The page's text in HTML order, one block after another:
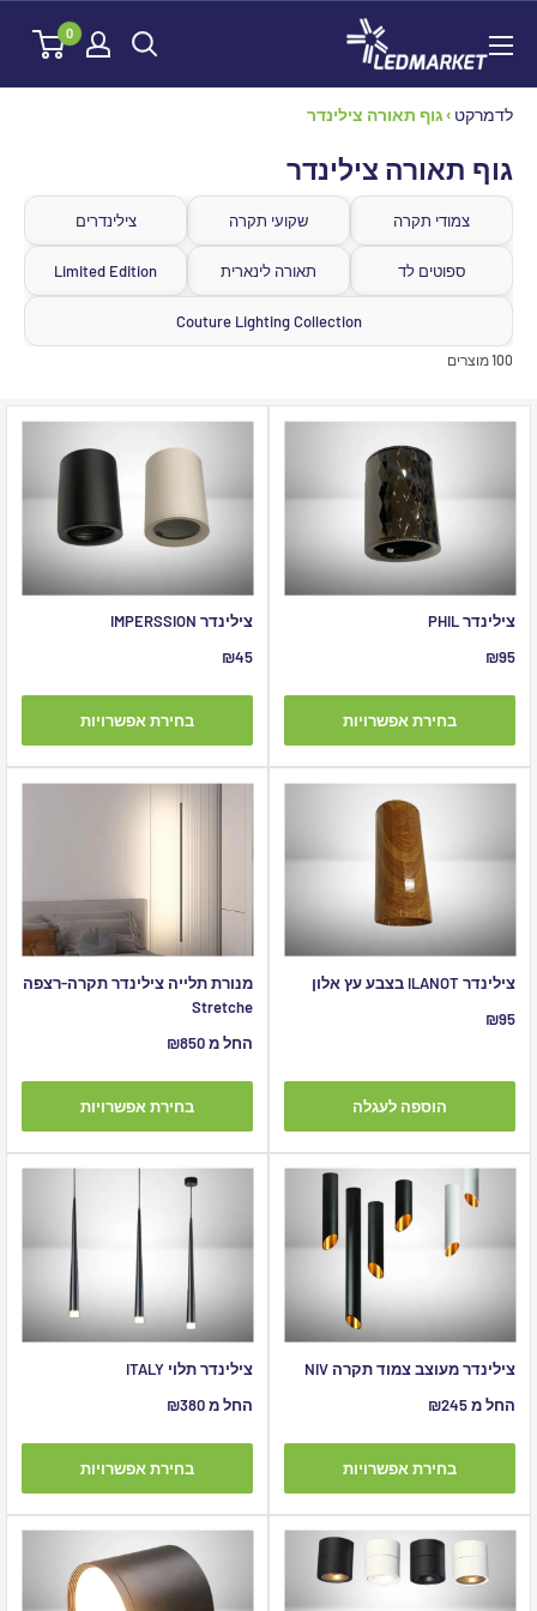
לתוכן
0
לדמרקט ›גוף תאורה צילינדר
גוף תאורה צילינדר
צמודי תקרה שקועי תקרה צילינדרים
ספוטים לד תאורה לינארית Limited Edition
Couture Lighting Collection
100 מוצרים
צילינדר PHIL
מחיר
₪95
בחירת אפשרויות
צילינדר IMPERSSION
מחיר
₪45
בחירת אפשרויות
צילינדר ILANOT בצבע עץ אלון
מחיר
₪95
הוספה לעגלה
מנורת תלייה צילינדר תקרה-רצפה
Stretche
מחיר
החל מ ₪850
בחירת אפשרויות
צילינדר מעוצב צמוד תקרה NIV
מחיר
החל מ ₪245
בחירת אפשרויות
צילינדר תלוי ITALY
מחיר
החל מ ₪380
בחירת אפשרויות